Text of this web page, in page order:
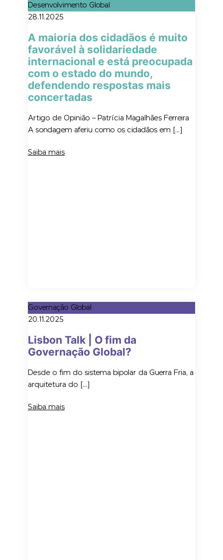
Desenvolvimento Global
28.11.2025
A maioria dos cidadãos é muito
favorável à solidariedade
internacional e está preocupada
com o estado do mundo,
defendendo respostas mais
concertadas
Artigo de Opinião – Patrícia Magalhães Ferreira
A sondagem aferiu como os cidadãos em […]
Saiba mais
Governação Global
20.11.2025
Lisbon Talk | O fim da
Governação Global?
Desde o fim do sistema bipolar da Guerra Fria, a
arquitetura do […]
Saiba mais